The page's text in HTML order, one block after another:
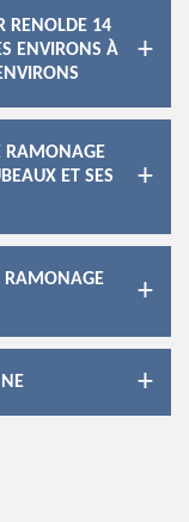
RENOLDE 14
ENVIRONS À
RAMONAGE
ET SES
RAMONAGE